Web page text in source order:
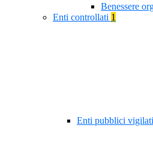
Benessere
Enti controllati 1
Enti pubblici vigilati